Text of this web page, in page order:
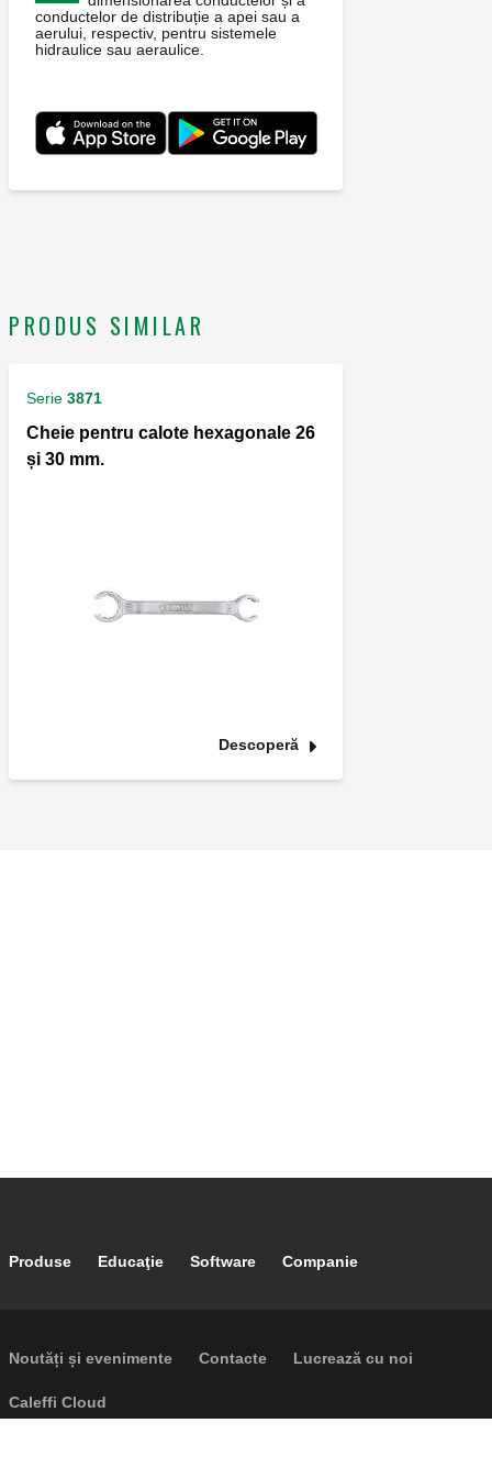
conductelor de distribuție a apei sau a
aerului, respectiv, pentru sistemele
hidraulice sau aeraulice.
PRODUS SIMILAR
Serie 3871
Cheie pentru calote hexagonale 26
și 30 mm.
Descoperă
Footer main navigation
Produse Educaţie Software Companie
Footer secondary navigation
Noutăți și evenimente Contacte Lucrează cu noi
Caleffi Cloud